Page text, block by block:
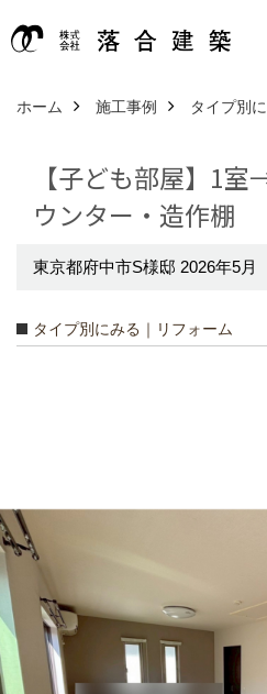
ホーム 施工事例 タイプ別
【子ども部屋】1
ウンター・造作棚
東京都府中市S様邸 2026年5月
タイプ別にみる｜リフォーム